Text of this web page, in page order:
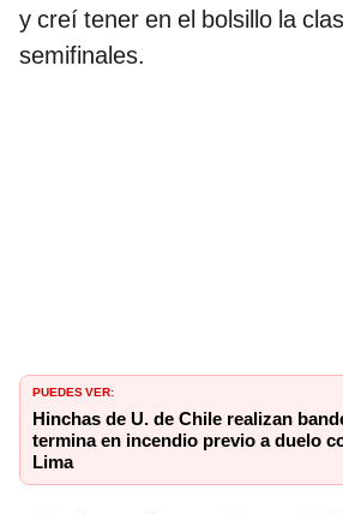
y creí tener en el bolsillo la
semifinales.
PUEDES VER:
Hinchas de U. de Chile realizan
termina en incendio previo a duelo
Lima